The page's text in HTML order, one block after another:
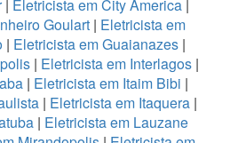
| Eletricista em City America |
Goulart | Eletricista em
| Eletricista em Guaianazes |
| Eletricista em Interlagos|
| Eletricista em Itaim Bibi |
| Eletricista em Itaquera |
| Eletricista em Lauzane